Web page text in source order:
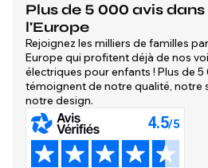
Plus de 5 000 avis
l'Europe
Rejoignez les milliers de familles
Europe qui profitent déjà de nos
électriques pour enfants ! Plus de 5
témoignent de notre qualité, notre
notre design.